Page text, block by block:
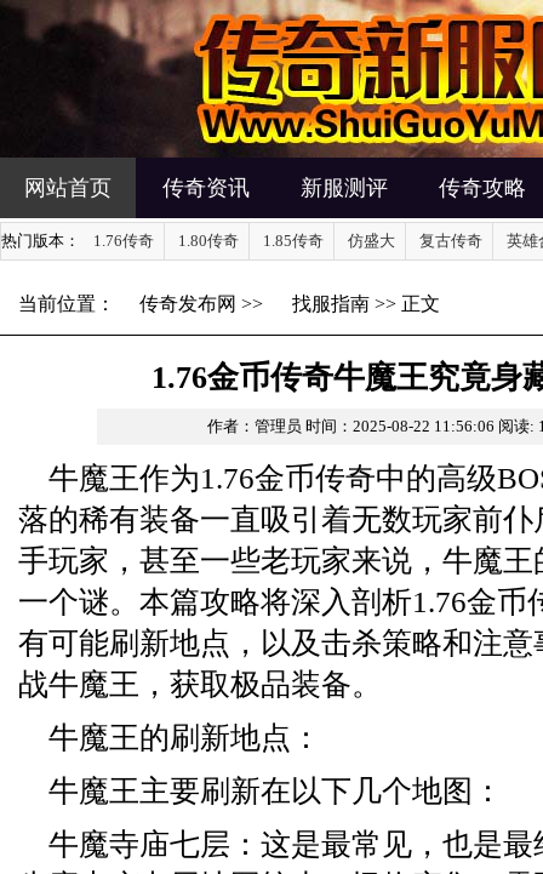
网站首页 传奇资讯 新服测评 传奇攻略
热门版本： 1.76传奇 1.80传奇 1.85传奇 仿盛大 复古传奇 英雄
当前位置： 传奇发布网 >> 找服指南 >> 正文
1.76金币传奇牛魔王究竟身
作者：管理员 时间：2025-08-22 11:56:06 阅读:
牛魔王作为1.76金币传奇中的高级
落的稀有装备一直吸引着无数玩家前
手玩家，甚至一些老玩家来说，牛魔
一个谜。本篇攻略将深入剖析1.76金币
有可能刷新地点，以及击杀策略和注
战牛魔王，获取极品装备。
牛魔王的刷新地点：
牛魔王主要刷新在以下几个地图：
牛魔寺庙七层：这是最常见，也是